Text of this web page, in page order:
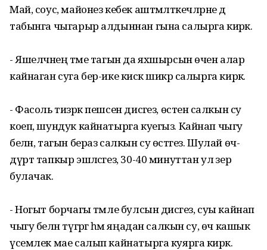
Май, соус, майонез кебек аштәмләткечләрне дә
табынга чыгарыр алдыннан гына салырга кирәк.
- Яшелчәнең тәме та­гын да яхшырсын өчен алар
кайнаган суга бер-ике кисәк шикәр салырга кирәк.
- Фасоль тизрәк пешсен дисәгез, өстенә салкын су
коеп, шундук кайнатырга куегыз. Кайнап чыгу
белән, тагын бераз салкын су өстәгез. Шулай өч-
дүрт тапкыр эшләсәгез, 30-40 минуттан ул әзер
булачак.
- Ногыт борчагы тәмле булсын дисәгез, суы кайнап
чыгу белән түгәргә һәм яңадан салкын су, өч кашык
үсемлек мае салып кайнатырга куярга кирәк.